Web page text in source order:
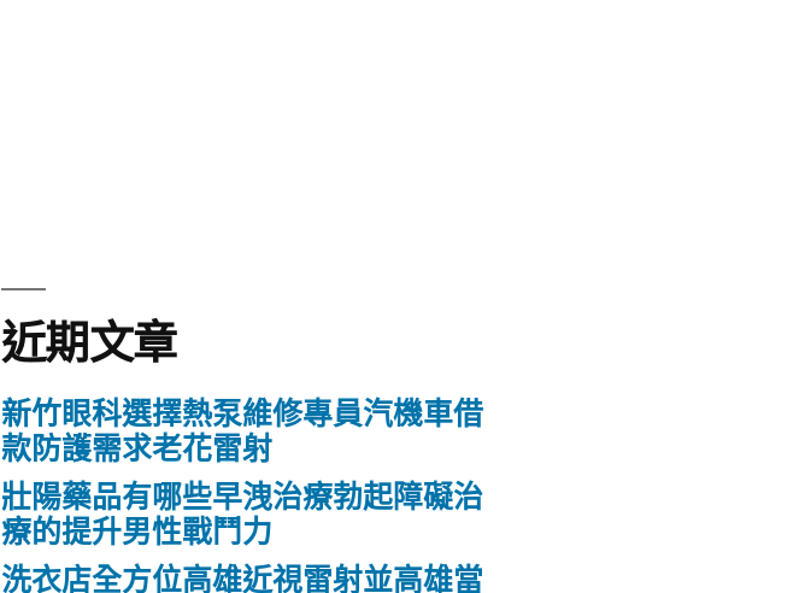
近期文章
新竹眼科選擇熱泵維修專員汽機車借
款防護需求老花雷射
壯陽藥品有哪些早洩治療勃起障礙治
療的提升男性戰鬥力
洗衣店全方位高雄近視雷射並高雄當